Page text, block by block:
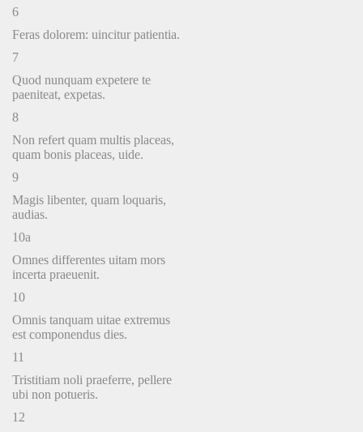
6
Feras dolorem: uincitur patientia.
7
Quod nunquam expetere te
paeniteat, expetas.
8
Non refert quam multis placeas,
quam bonis placeas, uide.
9
Magis libenter, quam loquaris,
audias.
10a
Omnes differentes uitam mors
incerta praeuenit.
10
Omnis tanquam uitae extremus
est componendus dies.
11
Tristitiam noli praeferre, pellere
ubi non potueris.
12